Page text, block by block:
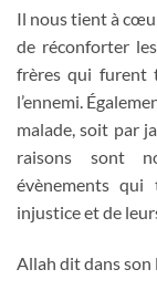
Il nous tient à
de réconforter
frères qui furent
l’ennemi.
malade, soit par
raisons sont
évènements
injustice et de
Allah dit dans son